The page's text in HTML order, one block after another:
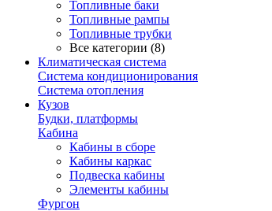
Топливные баки
Топливные рампы
Топливные трубки
Все категории (8)
Климатическая система
Система кондиционирования
Система отопления
Кузов
Будки, платформы
Кабина
Кабины в сборе
Кабины каркас
Подвеска кабины
Элементы кабины
Фургон